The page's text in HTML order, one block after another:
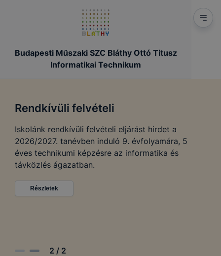
Budapesti Műszaki SZC Bláthy Ottó Titusz
Informatikai Technikum
Rendkívüli felvételi
Iskolánk rendkívüli felvételi eljárást hirdet a
2026/2027. tanévben induló 9. évfolyamára, 5
éves technikumi képzésre az informatika és
távközlés ágazatban.
Részletek
2 / 2